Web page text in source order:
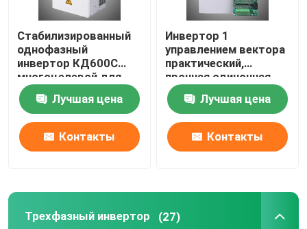
Дома
Стабилизированный
однофазный
инвертор КД600С
многоцелевой для
дробилки
Лучшая цена
Контакты
Инвертор 1
управлением вектора
практический,
прочная одиночная
фаза инвертора 12КВ
Лучшая цена
Контакты
Трехфазный инвертор (27)